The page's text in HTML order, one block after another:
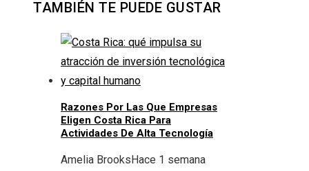
TAMBIÉN TE PUEDE GUSTAR
Razones Por Las Que Empresas
Eligen Costa Rica Para
Actividades De Alta Tecnología
Amelia BrooksHace 1 semana